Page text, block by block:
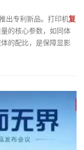
出专利新品。打印机复
的核心参数，如同体
的配比，是保障显影